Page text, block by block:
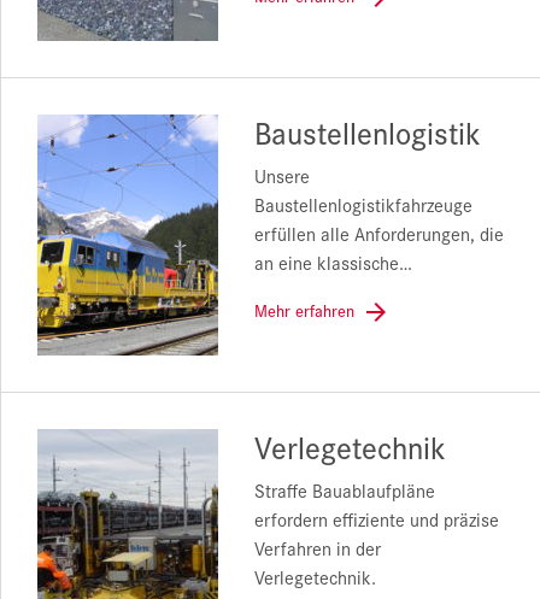
Baustellenlogistik
Unsere
Baustellenlogistikfahrzeuge
erfüllen alle Anforderungen, die
an eine klassische…
Mehr erfahren
Verlegetechnik
Straffe Bauablaufpläne
erfordern effiziente und präzise
Verfahren in der
Verlegetechnik.